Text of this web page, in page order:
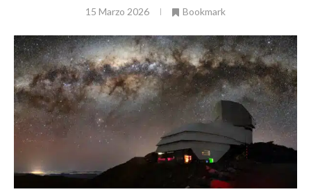
15 Marzo 2026 Bookmark